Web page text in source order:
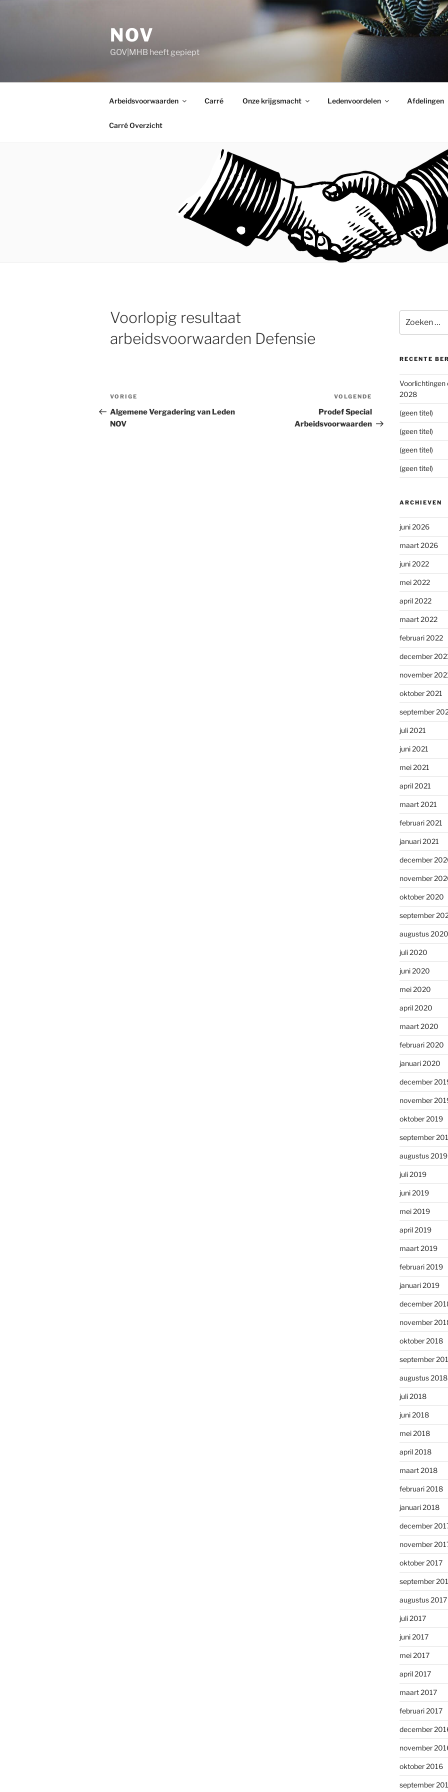
NOV
GOV|MHB heeft gepiept
Arbeidsvoorwaarden Carré Onze krijgsmacht Ledenvoordelen Afdelingen
Carré Overzicht
Voorlopig resultaat
arbeidsvoorwaarden Defensie
Bericht
navigatie
Vorig
bericht
VORIGE
Algemene Vergadering van Leden
NOV
Volgend
bericht
VOLGENDE
Prodef Special
Arbeidsvoorwaarden
naar:
RECENTE
Voorlichtingen
2028
(geen titel)
(geen titel)
(geen titel)
(geen titel)
ARCHIEVEN
juni 2026
maart 2026
juni 2022
mei 2022
april 2022
maart 2022
februari 2022
december
november
oktober 2021
september
juli 2021
juni 2021
mei 2021
april 2021
maart 2021
februari 2021
januari 2021
december
november
oktober 2020
september
augustus 2020
juli 2020
juni 2020
mei 2020
april 2020
maart 2020
februari 2020
januari 2020
december
november
oktober 2019
september
augustus 2019
juli 2019
juni 2019
mei 2019
april 2019
maart 2019
februari 2019
januari 2019
december
november
oktober 2018
september
augustus 2018
juli 2018
juni 2018
mei 2018
april 2018
maart 2018
februari 2018
januari 2018
december
november
oktober 2017
september
augustus 2017
juli 2017
juni 2017
mei 2017
april 2017
maart 2017
februari 2017
december
november
oktober 2016
september